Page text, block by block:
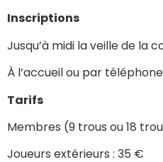
Inscriptions
Jusqu’à midi la veille de la
À l’accueil ou par
Tarifs
Membres (9 trous ou 18
Joueurs extérieurs : 35 €